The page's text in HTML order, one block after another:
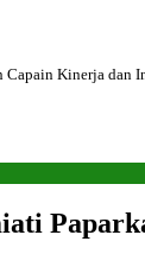
Kinerja dan